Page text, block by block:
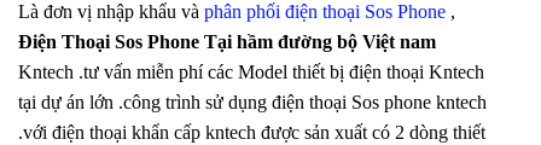
Là đơn vị nhập khẩu và phân phối điện thoại Sos Phone ,
Điện Thoại Sos Phone Tại hầm đường bộ Việt nam
Kntech .tư vấn miễn phí các Model thiết bị điện thoại Kntech
tại dự án lớn .công trình sử dụng điện thoại Sos phone kntech
.với điện thoại khẩn cấp kntech được sản xuất có 2 dòng thiết